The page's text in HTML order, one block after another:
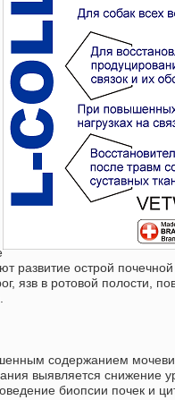
развитие острой почечной
язв в ротовой полости,
содержанием
выявляется снижение
биопсии почек и